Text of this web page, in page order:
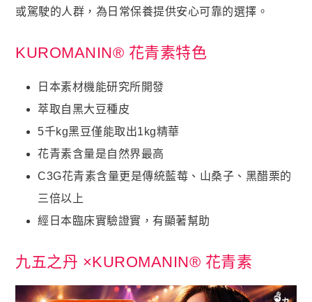
亮妍．美人酵素+穀胱甘肽
新品上市
御寧．甘胺酸鎂
黑帝．生物素+鋅+鐵+白首烏
鋼韌．高單位MSM
蝦皮全站廣告工具
蝦皮賣家輔助工具
或駕駛的人群，為日常保養提供安心可靠的選擇。
KUROMANIN® 花青素特色
日本素材機能研究所開發​
萃取自黑大豆種皮​
5千kg黑豆僅能取出1kg精華​
花青素含量是自然界最高​
C3G花青素含量更是傳統藍莓、山桑子、黑醋栗的
三倍以上
經日本臨床實驗證實，有顯著幫助
九五之丹 ×KUROMANIN® 花青素